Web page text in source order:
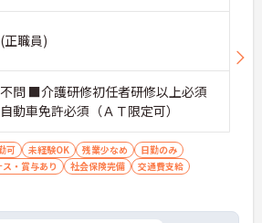
正職員)
問 ■介護研修初任者研修以上必須
動車免許必須（ＡＴ限定可）
可 未経験OK 残業少なめ
日勤のみ
ス・賞与あり 社会保険完備
交通費支給